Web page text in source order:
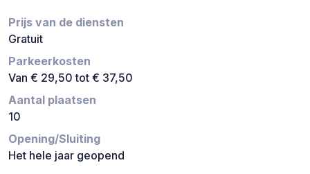
Prijs van de diensten
Gratuit
Parkeerkosten
Van € 29,50 tot € 37,50
Aantal plaatsen
10
Opening/Sluiting
Het hele jaar geopend